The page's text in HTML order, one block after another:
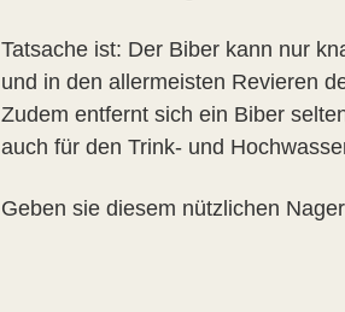
Tatsache ist: Der Biber kann nur
und in den allermeisten Revieren
Zudem entfernt sich ein Biber
auch für den Trink- und
Geben sie diesem nützlichen